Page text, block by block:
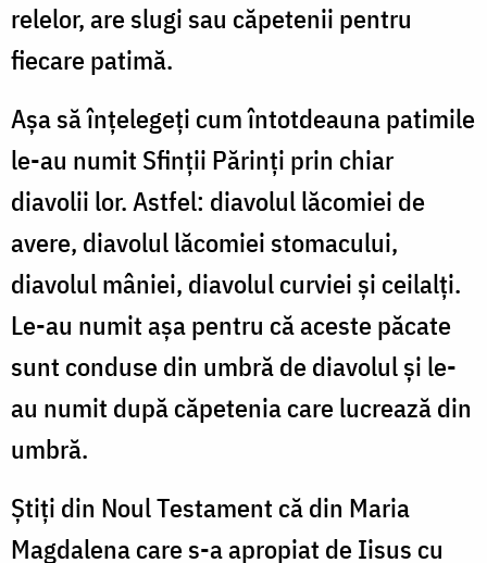
relelor, are slugi sau căpetenii pentru
fiecare patimă.
Aşa să înţelegeţi cum întotdeauna patimile
le-au numit Sfinţii Părinţi prin chiar
diavolii lor. Astfel: diavolul lăcomiei de
avere, diavolul lăcomiei stomacului,
diavolul mâniei, diavolul curviei şi ceilalţi.
Le-au numit aşa pentru că aceste păcate
sunt conduse din umbră de diavolul şi le-
au numit după căpetenia care lucrează din
umbră.
Ştiţi din Noul Testament că din Maria
Magdalena care s-a apropiat de Iisus cu